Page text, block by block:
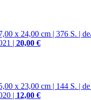
x 24,00 cm | 376 S. |
| 20,00 €
x 23,00 cm | 144 S. |
| 12,00 €